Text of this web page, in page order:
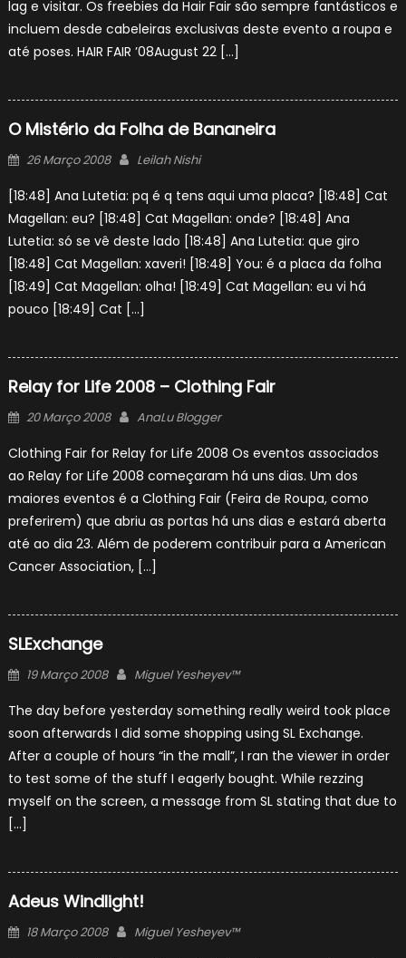
lag e visitar. Os freebies da Hair Fair são sempre fantásticos e
incluem desde cabeleiras exclusivas deste evento a roupa e
até poses. HAIR FAIR ’08August 22 […]
O Mistério da Folha de Bananeira
Posted
26 Março 2008 Author
Leilah Nishi
[18:48] Ana Lutetia: pq é q tens aqui uma placa? [18:48] Cat
Magellan: eu? [18:48] Cat Magellan: onde? [18:48] Ana
Lutetia: só se vê deste lado [18:48] Ana Lutetia: que giro
[18:48] Cat Magellan: xaveri! [18:48] You: é a placa da folha
[18:49] Cat Magellan: olha! [18:49] Cat Magellan: eu vi há
pouco [18:49] Cat […]
Relay for Life 2008 – Clothing Fair
Posted
20 Março 2008 Author
AnaLu Blogger
Clothing Fair for Relay for Life 2008 Os eventos associados
ao Relay for Life 2008 começaram há uns dias. Um dos
maiores eventos é a Clothing Fair (Feira de Roupa, como
preferirem) que abriu as portas há uns dias e estará aberta
até ao dia 23. Além de poderem contribuir para a American
Cancer Association, […]
SLExchange
Posted
19 Março 2008 Author
Miguel Yesheyev™
The day before yesterday something really weird took place
soon afterwards I did some shopping using SL Exchange.
After a couple of hours “in the mall”, I ran the viewer in order
to test some of the stuff I eagerly bought. While rezzing
myself on the screen, a message from SL stating that due to
[…]
Adeus Windlight!
Posted
18 Março 2008 Author
Miguel Yesheyev™